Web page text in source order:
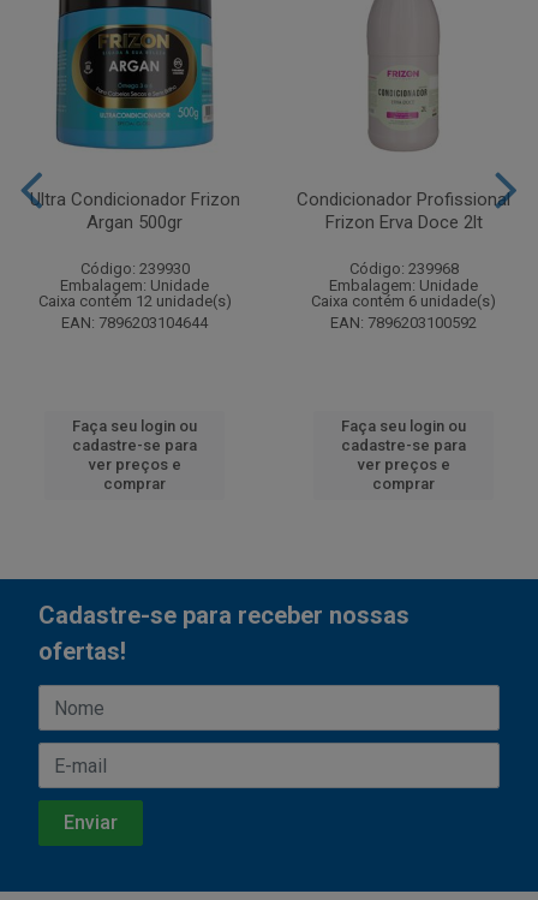
Ultra Condicionador Frizon
Argan 500gr
Código: 239930
Embalagem: Unidade
Caixa contém 12 unidade(s)
EAN: 7896203104644
Faça seu login ou
cadastre-se para
ver preços e
comprar
Condicionador Profissional
Frizon Erva Doce 2lt
Código: 239968
Embalagem: Unidade
Caixa contém 6 unidade(s)
EAN: 7896203100592
Faça seu login ou
cadastre-se para
ver preços e
comprar
Cadastre-se para receber nossas
ofertas!